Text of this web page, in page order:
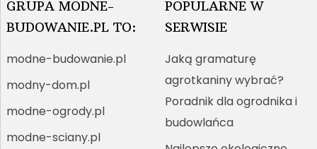
GRUPA MODNE-
BUDOWANIE.PL TO:
modne-budowanie.pl
modny-dom.pl
modne-ogrody.pl
modne-sciany.pl
POPULARNE W
SERWISIE
Jaką gramaturę
agrotkaniny wybrać?
Poradnik dla ogrodnika i
budowlańca